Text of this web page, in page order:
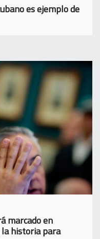
es ejemplo de
marcado en
historia para